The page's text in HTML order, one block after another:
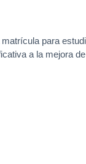
para
a la mejora